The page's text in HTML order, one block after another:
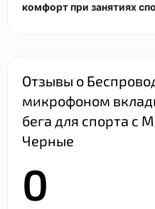
комфорт при занятиях
Отзывы о
микрофоном
бега для спорта с
Черные
0